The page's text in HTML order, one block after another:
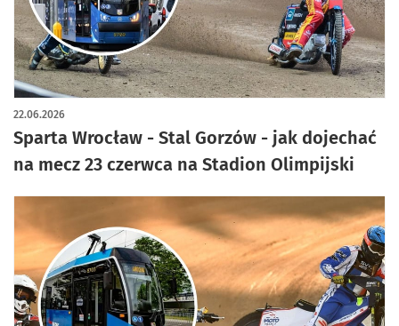
Sparta Wrocław - Stal Gorzów - jak dojechać
na mecz 23 czerwca na Stadion Olimpijski
22.06.2026